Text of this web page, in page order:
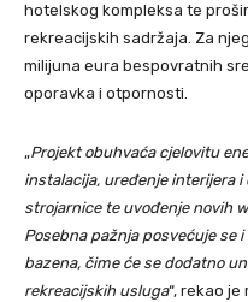
hotelskog kompleksa te
rekreacijskih sadržaja. Za
milijuna eura bespovratnih
oporavka i otpornosti.
„Projekt obuhvaća cjelovitu
instalacija, uređenje interijera
strojarnice te uvođenje novih
Posebna pažnja posvećuje
bazena, čime će se dodatno
rekreacijskih usluga“, rekao